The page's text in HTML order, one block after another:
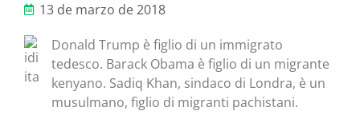
13 de marzo de 2018
Donald Trump è figlio di un immigrato
tedesco. Barack Obama è figlio di un migrante
kenyano. Sadiq Khan, sindaco di Londra, è un
musulmano, figlio di migranti pachistani.